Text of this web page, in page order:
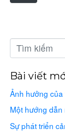
Bài viết
Ảnh hưởng của
Một hướng
Sự phát triển